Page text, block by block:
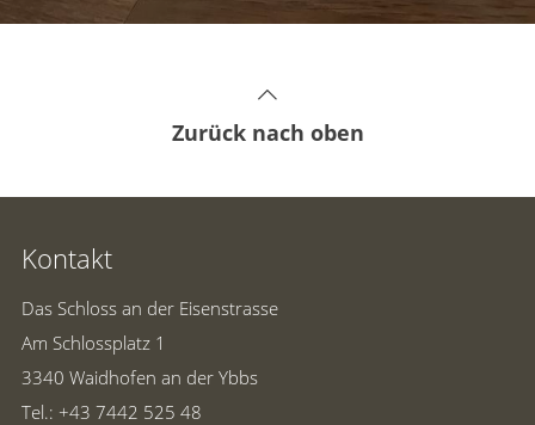
Inspirationen und schöne Geschenkideen
Zurück nach oben
Kontakt
Das Schloss an der Eisenstrasse
Am Schlossplatz 1
3340 Waidhofen an der Ybbs
Tel.: +43 7442 525 48